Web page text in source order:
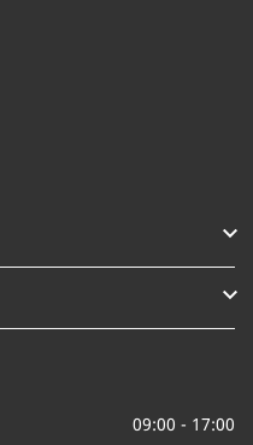


09:00 - 17:00